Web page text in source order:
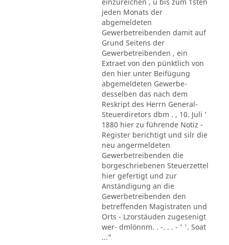
jeden Monats der
abgemeldeten
Gewerbetreibenden damit auf
Grund Seitens der
Gewerbetreibenden , ein
Extraet von den pünktlich von
den hier unter Beifügung
abgemeldeten Gewerbe-
desselben das nach dem
Reskript des Herrn General-
Steuerdiretors dbm . , 10. Juli '
1880 hier zu führende Notiz -
Register berichtigt und silr die
neu angermeldeten
Gewerbetreibenden die
borgeschriebenen Steuerzettel
hier gefertigt und zur
Anständigung an die
Gewerbetreibenden den
betreffenden Magistraten und
Orts - Lzorstäuden zugesenigt
wer- dmlönnm. . -. . . - ' '. Soat
..."